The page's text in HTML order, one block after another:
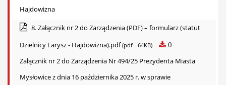
Hajdowizna
8. Załącznik nr 2 do Zarządzenia (PDF) – formularz (statut
Dzielnicy Larysz - Hajdowizna).pdf(pdf - 64KB) 0
Załącznik nr 2 do Zarządzenia Nr 494/25 Prezydenta Miasta
Mysłowice z dnia 16 października 2025 r. w sprawie